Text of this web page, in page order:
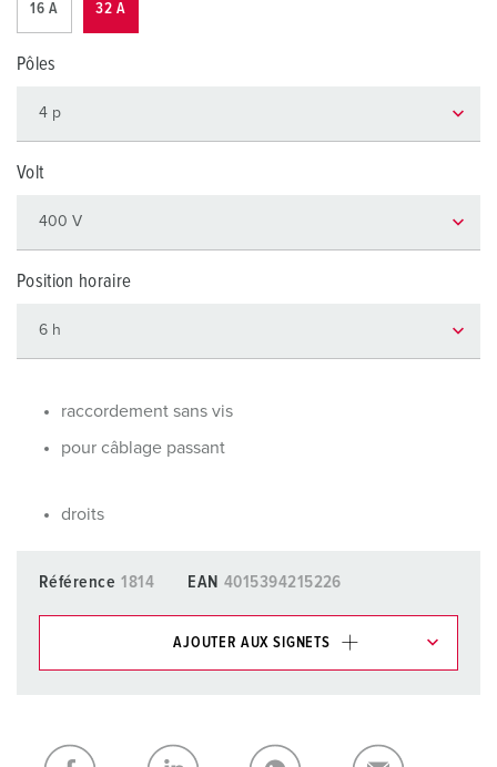
16 A 32 A
Pôles
Volt
Position horaire
raccordement sans vis
pour câblage passant
droits
Référence 1814 EAN 4015394215226
AJOUTER AUX SIGNETS
Ma liste AJOUTER